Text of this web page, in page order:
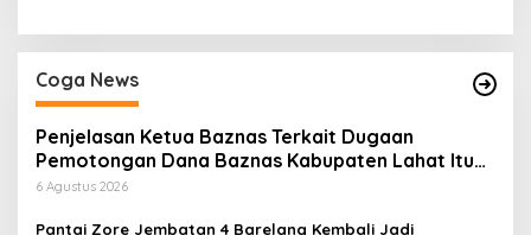
Coga News
Penjelasan Ketua Baznas Terkait Dugaan
Pemotongan Dana Baznas Kabupaten Lahat Itu
Tidak Benar
6 Agustus 2026
Pantai Zore Jembatan 4 Barelang Kembali Jadi